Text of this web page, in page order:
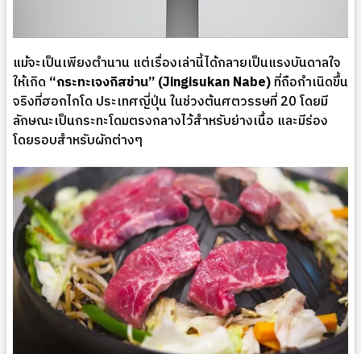
แม้จะเป็นเพียงตำนาน แต่เรื่องเล่านี้ได้กลายเป็นแรงบันดาลใจ
ให้เกิด “กระทะเจงกิสข่าน” (Jingisukan Nabe)ที่ถือกำเนิดขึ้น
จริงที่ฮอกไกโด ประเทศญี่ปุ่น ในช่วงต้นศตวรรษที่ 20 โดยมี
ลักษณะเป็นกระทะโดมตรงกลางไว้สำหรับย่างเนื้อ และมีร่อง
โดยรอบสำหรับผักต่างๆ